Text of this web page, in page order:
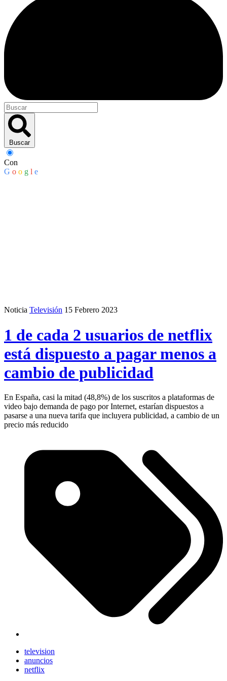
Buscar
Con
G o o g l e
Noticia Televisión 15 Febrero 2023
1 de cada 2 usuarios de netflix
está dispuesto a pagar menos a
cambio de publicidad
En España, casi la mitad (48,8%) de los suscritos a plataformas de
video bajo demanda de pago por Internet, estarían dispuestos a
pasarse a una nueva tarifa que incluyera publicidad, a cambio de un
precio más reducido
television
anuncios
netflix